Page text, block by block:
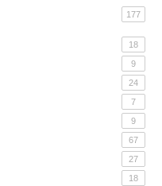
177
18
9
24
7
9
67
27
18